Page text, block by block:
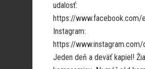
udalosť:
https://
Instagram:
https://www.instagram.com/
Jeden deň a deväť kapiel!